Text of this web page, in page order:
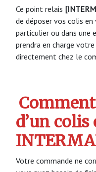
Ce point relais
de déposer vos colis en
particulier ou dans une
prendra en charge
directement chez le
d’un colis
Votre commande ne